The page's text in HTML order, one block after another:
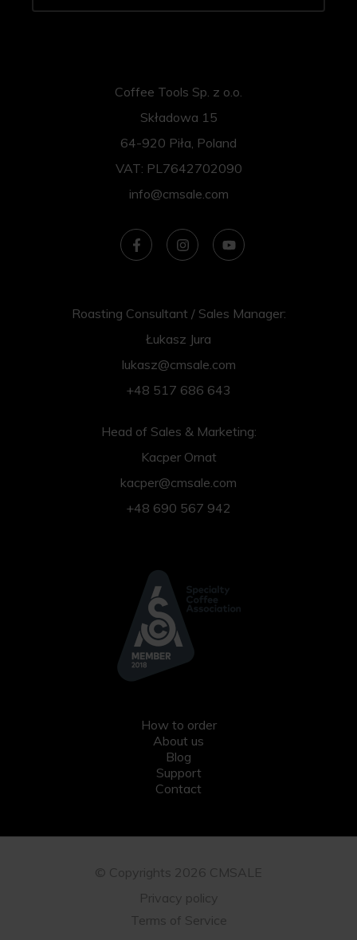
Coffee Tools Sp. z o.o.
Składowa 15
64-920 Piła, Poland
VAT: PL7642702090
info@cmsale.com
Roasting Consultant / Sales Manager:
Łukasz Jura
lukasz@cmsale.com
+48 517 686 643
Head of Sales & Marketing:
Kacper Ornat
kacper@cmsale.com
+48 690 567 942
How to order
About us
Blog
Support
Contact
© Copyrights 2026 CMSALE
Privacy policy
Terms of Service